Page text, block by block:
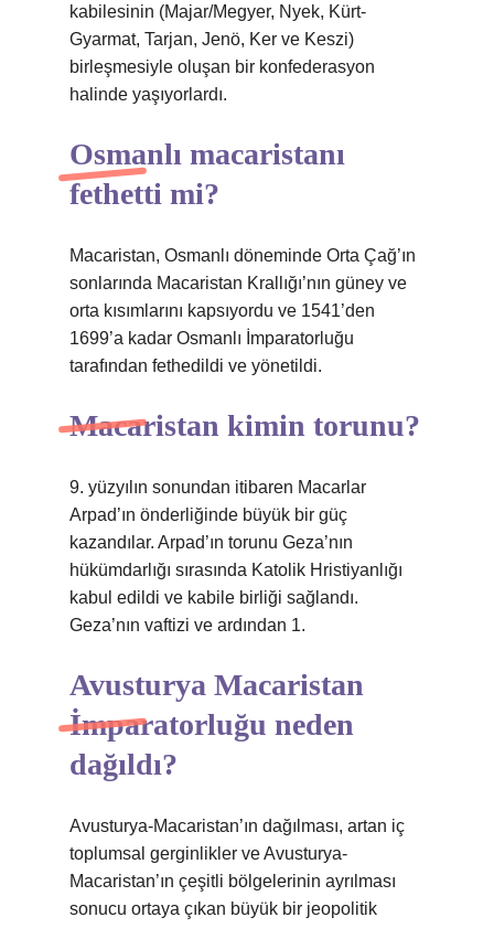
kabilesinin (Majar/Megyer, Nyek, Kürt-
Gyarmat, Tarjan, Jenö, Ker ve Keszi)
birleşmesiyle oluşan bir konfederasyon
halinde yaşıyorlardı.
Osmanlı macaristanı
fethetti mi?
Macaristan, Osmanlı döneminde Orta Çağ’ın
sonlarında Macaristan Krallığı’nın güney ve
orta kısımlarını kapsıyordu ve 1541’den
1699’a kadar Osmanlı İmparatorluğu
tarafından fethedildi ve yönetildi.
Macaristan kimin torunu?
9. yüzyılın sonundan itibaren Macarlar
Arpad’ın önderliğinde büyük bir güç
kazandılar. Arpad’ın torunu Geza’nın
hükümdarlığı sırasında Katolik Hristiyanlığı
kabul edildi ve kabile birliği sağlandı.
Geza’nın vaftizi ve ardından 1.
Avusturya Macaristan
İmparatorluğu neden
dağıldı?
Avusturya-Macaristan’ın dağılması, artan iç
toplumsal gerginlikler ve Avusturya-
Macaristan’ın çeşitli bölgelerinin ayrılması
sonucu ortaya çıkan büyük bir jeopolitik